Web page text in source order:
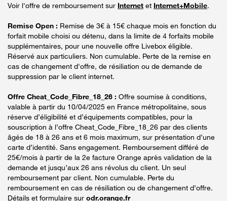
Voir l'offre de remboursement sur Internet et Internet+Mobile.
Remise Open : Remise de 3€ à 15€ chaque mois en fonction du
forfait mobile choisi ou détenu, dans la limite de 4 forfaits mobile
supplémentaires, pour une nouvelle offre Livebox éligible.
Réservé aux particuliers. Non cumulable. Perte de la remise en
cas de changement d'offre, de résiliation ou de demande de
suppression par le client internet.
Offre Cheat_Code_Fibre_18_26 : Offre soumise à conditions,
valable à partir du 10/04/2025 en France métropolitaine, sous
réserve d’éligibilité et d’équipements compatibles, pour la
souscription à l’offre Cheat_Code_Fibre_18_26 par des clients
âgés de 18 à 26 ans et 6 mois maximum, sur présentation d’une
carte d’identité. Sans engagement. Remboursement différé de
25€/mois à partir de la 2e facture Orange après validation de la
demande et jusqu’aux 26 ans révolus du client. Un seul
remboursement par client. Non cumulable. Perte du
remboursement en cas de résiliation ou de changement d’offre.
Détails et formulaire sur odr.orange.fr